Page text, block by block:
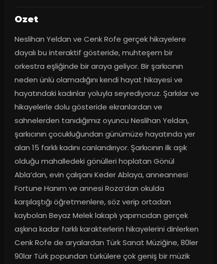
Ozet
Neslihan Yeldan ve Cenk Rofe gerçek hikayelere
dayalı bu interaktif gösteride, muhteşem bir
orkestra eşliğinde bir araya geliyor. Bir şarkıcının
neden ünlü olamadığını kendi hayat hikayesi ve
hayatındaki kadınlar yoluyla seyrediyoruz. Şarkılar ve
hikayelerle dolu gösteride ekranlardan ve
sahnelerden tanıdığımız oyuncu Neslihan Yeldan,
şarkıcının çocukluğundan günümüze hayatında yer
alan 15 farklı kadını canlandırıyor. Şarkıcının ilk aşık
olduğu mahalledeki gönülleri hoplatan Gönül
Abla’dan, evin çalışanı Keder Ablaya, anneannesi
Fortune Hanım ve annesi Roza’dan okulda
karşılaştığı öğretmenlere, söz verip ortadan
kaybolan Beyaz Melek lakaplı yapımcıdan gerçek
aşkına kadar farklı karakterlerin hikayelerini dinlerken
Cenk Rofe de aryalardan Türk Sanat Müziğine, 80ler
90lar Türk popundan türkülere çok geniş bir müzik